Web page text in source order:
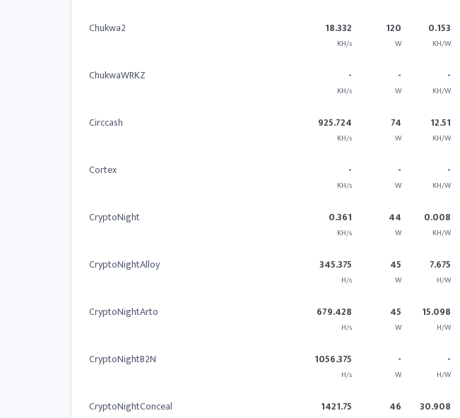
Chukwa2 18.332
KH/s
120
W
0.153
KH/W
ChukwaWRKZ -
KH/s
-
W
-
KH/W
Circcash 925.724
KH/s
74
W
12.51
KH/W
Cortex -
KH/s
-
W
-
KH/W
CryptoNight 0.361
KH/s
44
W
0.008
KH/W
CryptoNightAlloy 345.375
H/s
45
W
7.675
H/W
CryptoNightArto 679.428
H/s
45
W
15.098
H/W
CryptoNightB2N 1056.375
H/s
-
W
-
H/W
CryptoNightConceal 1421.75 46 30.908